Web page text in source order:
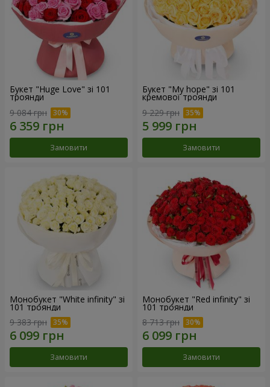
Букет "Huge Love" зі 101
троянди
9 084 грн
Замовити
Букет "My hope" зі 101
кремової троянди
9 229 грн
Замовити
Монобукет "White infinity" зі
101 троянди
9 383 грн
Замовити
Монобукет "Red infinity" зі
101 троянди
8 713 грн
Замовити